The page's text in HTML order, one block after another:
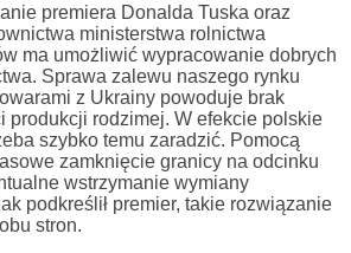
premiera Donalda Tuska oraz
ministerstwa rolnictwa
ma umożliwić wypracowanie dobrych
Sprawa zalewu naszego rynku
z Ukrainy powoduje brak
produkcji rodzimej. W efekcie polskie
szybko temu zaradzić. Pomocą
zamknięcie granicy na odcinku
wstrzymanie wymiany
podkreślił premier, takie rozwiązanie
stron.